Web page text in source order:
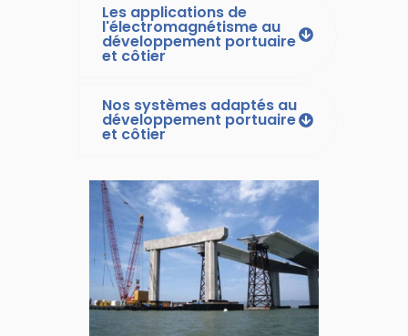
Les applications de
l'électromagnétisme au
développement portuaire
et côtier
Nos systèmes adaptés au
développement portuaire
et côtier